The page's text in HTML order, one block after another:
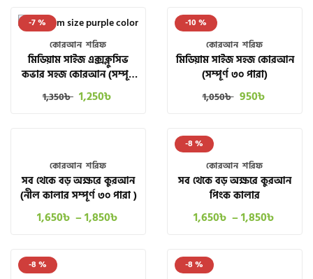
-7 %
কোরআন শরিফ
মিডিয়াম সাইজ এক্সক্লুসিভ
কভার সহজ কোরআন (সম্পূর্ণ
৩০ পারা) PURPLE COLOR
1,350৳ 1,250৳
-10 %
কোরআন শরিফ
মিডিয়াম সাইজ সহজ কোরআন
(সম্পূর্ণ ৩০ পারা)
1,050৳ 950৳
কোরআন শরিফ
সব থেকে বড় অক্ষরে কুরআন
(নীল কালার সম্পূর্ণ ৩০ পারা )
1,650৳ –1,850৳
-8 %
কোরআন শরিফ
সব থেকে বড় অক্ষরে কুরআন
পিংক কালার
1,650৳ –1,850৳
-8 %
-8 %